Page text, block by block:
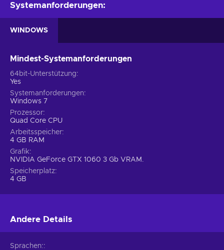
Systemanforderungen:
WINDOWS
Mindest-Systemanforderungen
64bit-Unterstützung
Yes
Systemanforderungen
Windows 7
Prozessor
Quad Core CPU
Arbeitsspeicher
4 GB RAM
Grafik
NVIDIA GeForce GTX 1060 3 Gb VRAM.
Speicherplatz
4 GB
Andere Details
Sprachen: